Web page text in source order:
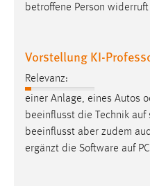
betroffene Person
Vorstellung KI-
Relevanz:
einer Anlage, eines Autos
beeinflusst die Technik auf
beeinflusst aber zudem
ergänzt die Software auf
3 Monate
Facebook Pixel
Name:
_fbp